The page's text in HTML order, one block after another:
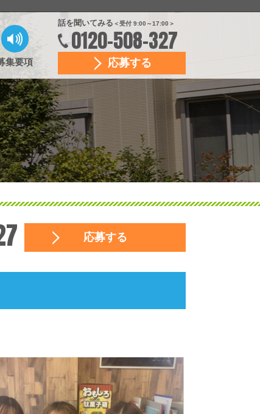
集要項
話を聞いてみる ＜受付 9:00～17:00＞
0120-508-327
応募する
応募する